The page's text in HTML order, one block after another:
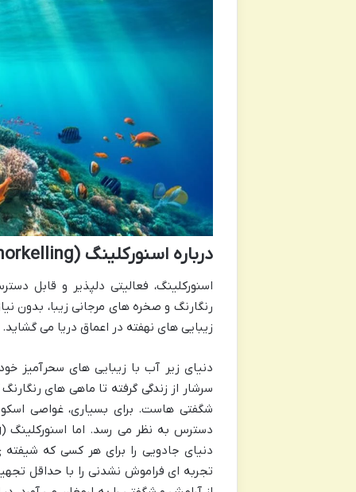
درباره اسنورکلینگ (Snorkelling)
اسنورکلینگ، فعالیتی دلپذیر و قابل
رنگارنگ و صخره های مرجانی زیبا، بدون
زیبایی های نهفته در اعماق دریا می گشاید.
دنیای زیر آب با زیبایی های سحرآمیز
سرشار از زندگی گرفته تا ماهی های
شگفتی هاست. برای بسیاری، غواصی
دنیای جادویی را برای هر کسی که شیفته
تجربه ای فراموش نشدنی را با حداقل